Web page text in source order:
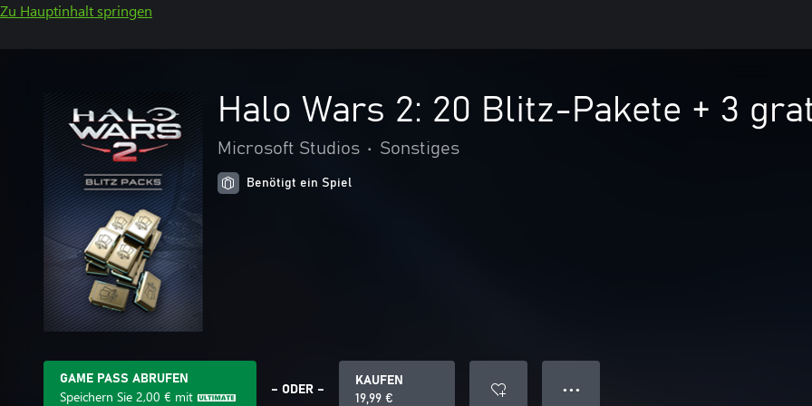
Zu Hauptinhalt springen
Halo Wars 2: 20 Blitz-Pakete + 3
Microsoft Studios • Sonstiges
Benötigt ein Spiel
GAME PASS ABRUFEN
Speichern Sie 2,00 € mit – ODER –
KAUFEN
19,99 €
● ● ●